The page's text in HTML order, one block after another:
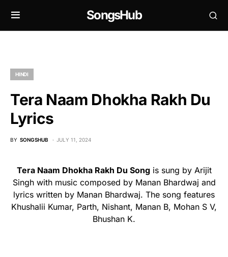
SongsHub
HINDI
Tera Naam Dhokha Rakh Du
Lyrics
BY SONGSHUB JULY 11, 2024
Tera Naam Dhokha Rakh Du Songis sung by Arijit
Singh with music composed by Manan Bhardwaj and
lyrics written by Manan Bhardwaj. The song features
Khushalii Kumar, Parth, Nishant, Manan B, Mohan S V,
Bhushan K.